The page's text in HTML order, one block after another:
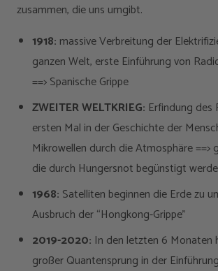
zusammen, die uns umgibt.
1918: massive Verbreitung der
ganzen Welt, erste Einführung von
==> Spanische Grippe
ZWEITER WELTKRIEG: Erfindung des
ersten Mal in der Geschichte der
Mikrowellen durch die Atmosphäre ==>
die durch Hungersnot begünstigt
1968: Satelliten beginnen die Erde zu
Ausbruch der “Hongkong-Grippe”
2019-2020: In den letzten 6 Monaten
großer Quantensprung in der Einführung